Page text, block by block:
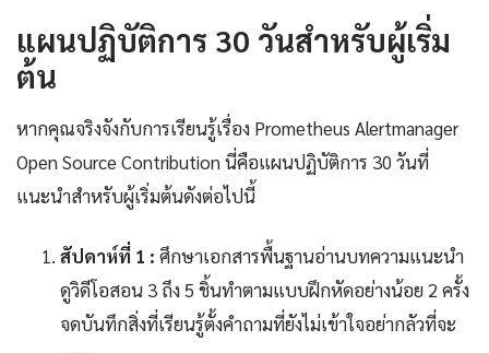
แผนปฏิบัติการ 30 วันสำหรับผู้เริ่ม
ต้น
หากคุณจริงจังกับการเรียนรู้เรื่อง Prometheus Alertmanager
Open Source Contribution นี่คือแผนปฏิบัติการ 30 วันที่
แนะนำสำหรับผู้เริ่มต้นดังต่อไปนี้
สัปดาห์ที่ 1 : ศึกษาเอกสารพื้นฐานอ่านบทความแนะนำ
ดูวิดีโอสอน 3 ถึง 5 ชิ้นทำตามแบบฝึกหัดอย่างน้อย 2 ครั้ง
จดบันทึกสิ่งที่เรียนรู้ตั้งคำถามที่ยังไม่เข้าใจอย่ากลัวที่จะ